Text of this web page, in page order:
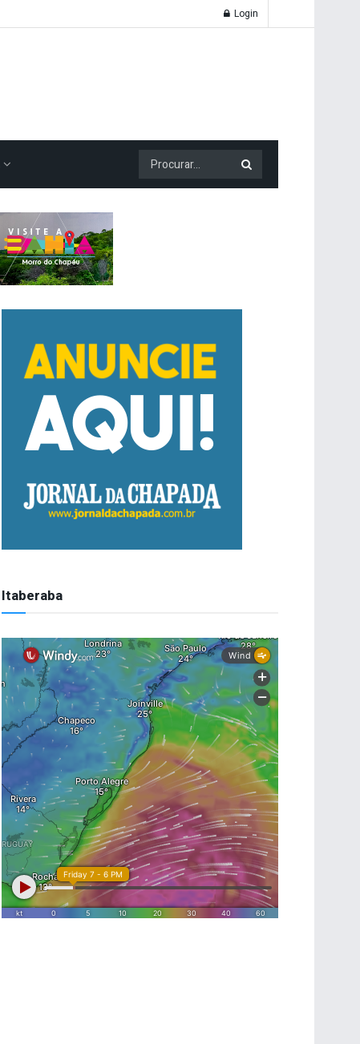
Login
Itaberaba